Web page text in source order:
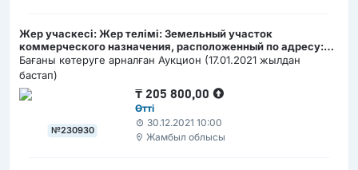
Жер учаскесі: Жер телімі: Земельный участок
коммерческого назначения, расположенный по адресу:
с.Кордай, ул.Шурина № 29 "В", Кордайского с/о,
Кордайского района, Жамбылской области/ Кәсіпкерлік
мақсаттағы жер телімі, орналасқан мекен-жайы: Жамбыл
облысы, Қордай ауданы, Қордай а/о, Қордай ауылы, Шурин
Бағаны көтеруге арналған Аукцион (17.01.2021 жылдан
бастап)
№230930
₸ 205 800,00
Өтті
30.12.2021 10:00
Жамбыл облысы